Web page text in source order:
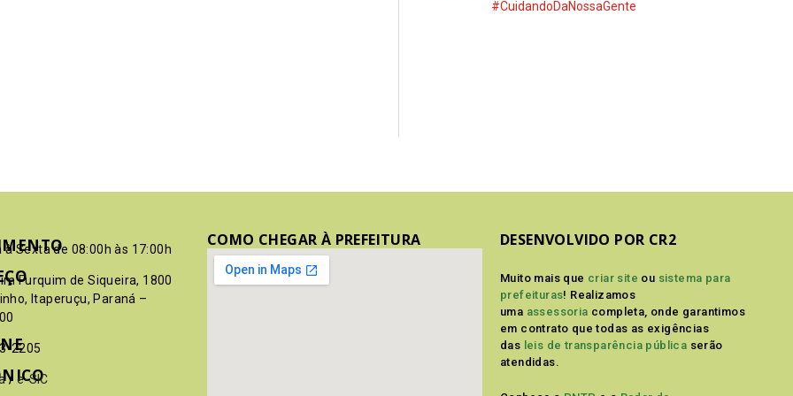
#CuidandoDaNossaGente
à Sexta de 08:00h às 17:00h
Furquim de Siqueira, 1800
Itaperuçu, Paraná –
2205
/ e-SIC
COMO CHEGAR À PREFEITURA DESENVOLVIDO POR CR2
Muito mais que criar site ou sistema para
prefeituras! Realizamos
uma assessoria completa, onde garantimos
em contrato que todas as exigências
das leis de transparência pública serão
atendidas.